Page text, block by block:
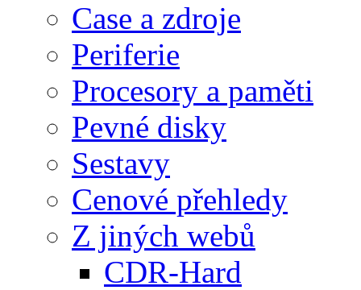
Case a zdroje
Periferie
Procesory a paměti
Pevné disky
Sestavy
Cenové přehledy
Z jiných webů
CDR-Hard